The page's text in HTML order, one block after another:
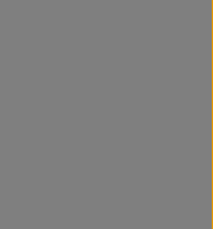
Warenkorb hinzufügen